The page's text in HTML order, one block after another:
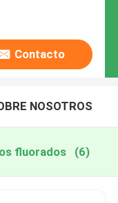
Contacto
NOSOTROS
fluorados (6)